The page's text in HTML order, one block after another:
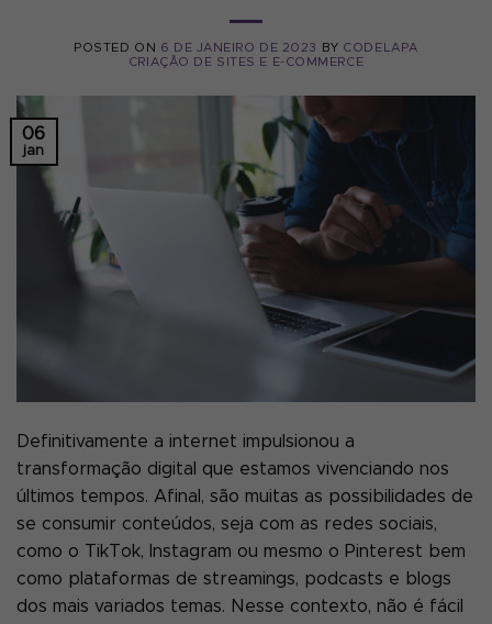
POSTED ON 6 DE JANEIRO DE 2023 BY CODELAPA
CRIAÇÃO DE SITES E E-COMMERCE
06
jan
Definitivamente a internet impulsionou a
transformação digital que estamos vivenciando nos
últimos tempos. Afinal, são muitas as possibilidades de
se consumir conteúdos, seja com as redes sociais,
como o TikTok, Instagram ou mesmo o Pinterest bem
como plataformas de streamings, podcasts e blogs
dos mais variados temas. Nesse contexto, não é fácil